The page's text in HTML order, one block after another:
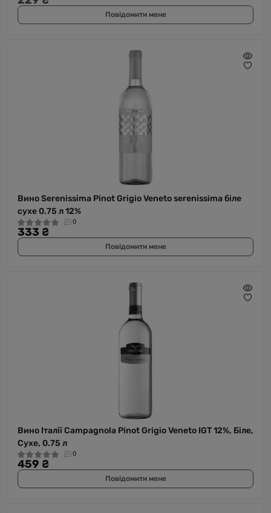
Повідомити мене
Вино Serenissima Pinot Grigio Veneto serenissima біле
сухе 0.75 л 12%
0
333 ₴
Повідомити мене
Вино Італії Campagnola Pinot Grigio Veneto IGT 12%, Біле,
Сухе, 0.75 л
0
459 ₴
Повідомити мене